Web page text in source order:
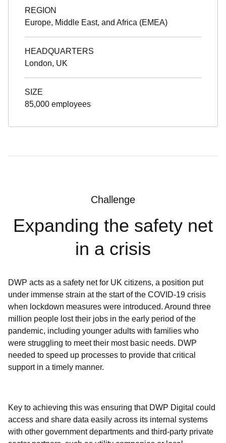
REGION
Europe, Middle East, and Africa (EMEA)
HEADQUARTERS
London, UK
SIZE
85,000 employees
Challenge
Expanding the safety net
in a crisis
DWP acts as a safety net for UK citizens, a position put
under immense strain at the start of the COVID-19 crisis
when lockdown measures were introduced. Around three
million people lost their jobs in the early period of the
pandemic, including younger adults with families who
were struggling to meet their most basic needs. DWP
needed to speed up processes to provide that critical
support in a timely manner.
Key to achieving this was ensuring that DWP Digital could
access and share data easily across its internal systems
with other government departments and third-party private